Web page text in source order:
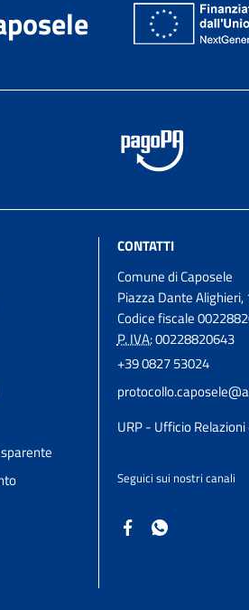
CONTATTI
Comune di Caposele
Piazza Dante Alighieri,
Codice fiscale
P. IVA:00228820643
+39 0827 53024
URP - Ufficio
Seguici sui nostri canali